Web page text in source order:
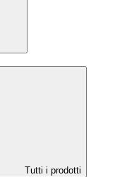
Tutti i prodotti